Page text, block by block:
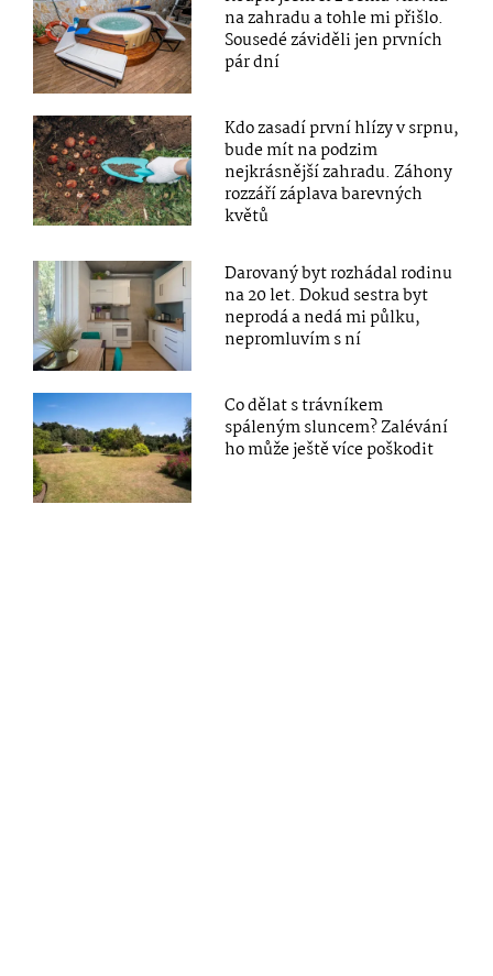
na zahradu a tohle mi přišlo.
Sousedé záviděli jen prvních
pár dní
Kdo zasadí první hlízy v srpnu,
bude mít na podzim
nejkrásnější zahradu. Záhony
rozzáří záplava barevných
květů
Darovaný byt rozhádal rodinu
na 20 let. Dokud sestra byt
neprodá a nedá mi půlku,
nepromluvím s ní
Co dělat s trávníkem
spáleným sluncem? Zalévání
ho může ještě více poškodit